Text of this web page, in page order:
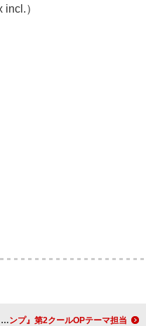
）
HOKUTO（THE RAMPAGE吉野北人）、TVアニメ『ふたりソロキャンプ』第2クールOPテーマ担当